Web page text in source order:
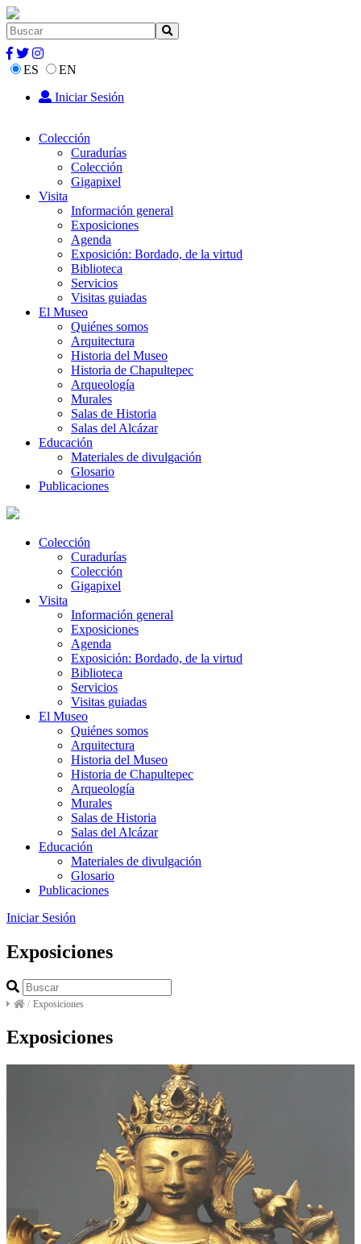
ES
EN
Iniciar Sesión
Colección
Curadurías
Colección
Gigapixel
Visita
Información general
Exposiciones
Agenda
Exposición: Bordado, de la virtud
Biblioteca
Servicios
Visitas guiadas
El Museo
Quiénes somos
Arquitectura
Historia del Museo
Historia de Chapultepec
Arqueología
Murales
Salas de Historia
Salas del Alcázar
Educación
Materiales de divulgación
Glosario
Publicaciones
Colección
Curadurías
Colección
Gigapixel
Visita
Información general
Exposiciones
Agenda
Exposición: Bordado, de la virtud
Biblioteca
Servicios
Visitas guiadas
El Museo
Quiénes somos
Arquitectura
Historia del Museo
Historia de Chapultepec
Arqueología
Murales
Salas de Historia
Salas del Alcázar
Educación
Materiales de divulgación
Glosario
Publicaciones
Iniciar Sesión
Exposiciones
/ Exposiciones
Exposiciones